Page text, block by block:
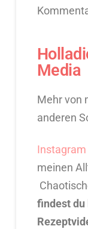
Media
Mehr von
anderen
Instagram
meinen
findest du